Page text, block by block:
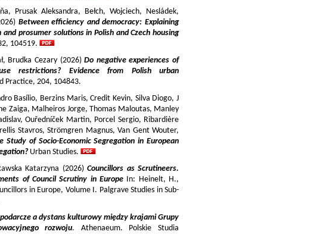
Prusak Aleksandra, Bełch, Wojciech, Nesládek,
Between efficiency and democracy: Explaining
prosumer solutions in Polish and Czech housing
104519.
Brudka Cezary (2026)Do negative experiences of
restrictions? Evidence from Polish urban
Practice, 204, 104843.
Basílio, Berzins Maris, Credit Kevin, Silva Diogo, J
Zaiga, Malheiros Jorge, Thomas Maloutas, Manley
Ouředníček Martin, Porcel Sergio, Ribardière
Stavros, Strömgren Magnus, Van Gent Wouter,
Study of Socio-Economic Segregation in European
Urban Studies.
Katarzyna (2026) Councillors as Scrutineers.
of Council Scrutiny in EuropeIn: Heinelt, H.,
in Europe, Volume I. Palgrave Studies in Sub-
a dystans kulturowy między krajami Grupy
rozwoju. Athenaeum. Polskie Studia